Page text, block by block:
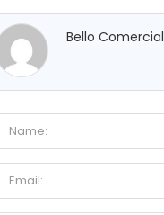
Bello Comercial